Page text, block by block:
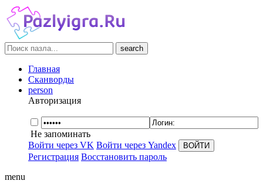
search
Главная
Сканворды
person
Авторизация
Не запоминать
Войти через VK Войти через Yandex
Регистрация Восстановить пароль
menu